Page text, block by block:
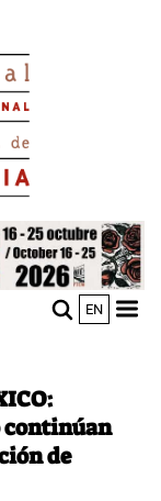
EN
continúan
de